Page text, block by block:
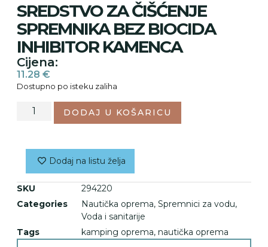
SREDSTVO ZA ČIŠĆENJE
SPREMNIKA BEZ BIOCIDA
INHIBITOR KAMENCA
Cijena:
11.28 €
Dostupno po isteku zaliha
DODAJ U KOŠARICU
Dodaj na listu želja
SKU
294220
Categories
Nautička oprema, Spremnici za vodu,
Voda i sanitarije
Tags
kamping oprema, nautička oprema